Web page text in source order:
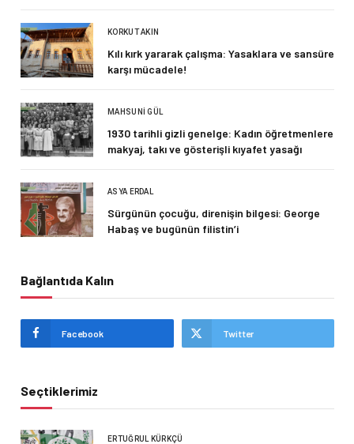
KORKUT AKIN
Kılı kırk yararak çalışma: Yasaklara ve sansüre
karşı mücadele!
MAHSUNI GÜL
1930 tarihli gizli genelge: Kadın öğretmenlere
makyaj, takı ve gösterişli kıyafet yasağı
ASYA ERDAL
Sürgünün çocuğu, direnişin bilgesi: George
Habaş ve bugünün filistin’i
Bağlantıda Kalın
Facebook Twitter
Seçtiklerimiz
ERTUĞRUL KÜRKÇÜ